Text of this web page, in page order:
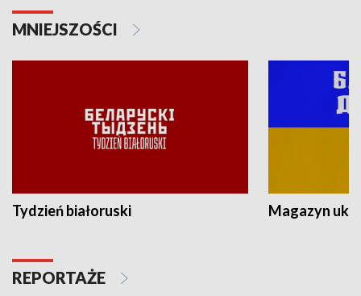
MNIEJSZOŚCI
Tydzień białoruski Magazyn
REPORTAŻE